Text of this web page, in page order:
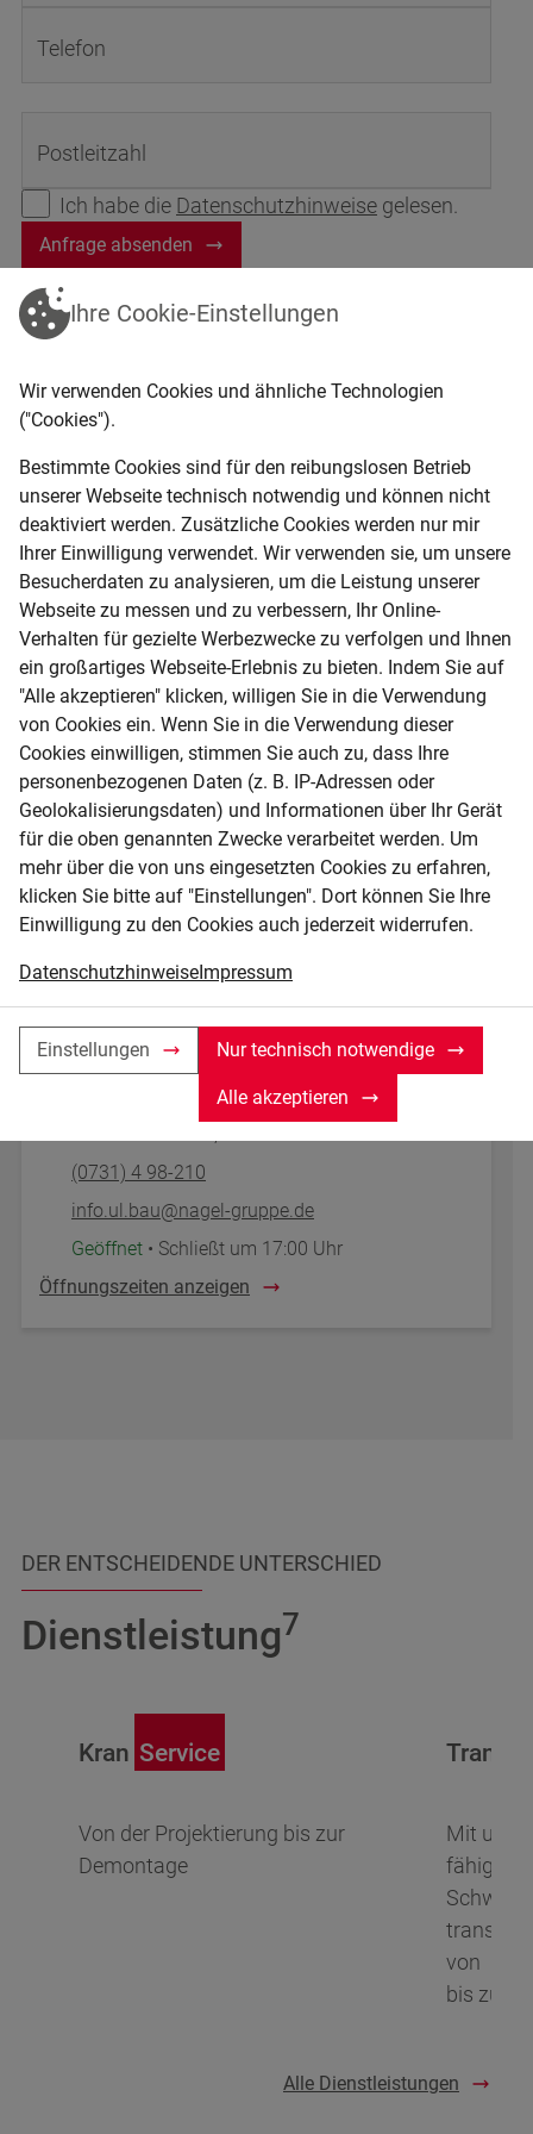
4x Arbeitsscheinwerfer vorne und hinten an
Anhängevorrichtung mit Bolzen
Telefon
Postleitzahl
Ich habe die Datenschutzhinweise gelesen.
Anfrage absenden
HIER FINDEN SIE UNS
Standort
Nagel Baumaschinen Ulm
Nagel Baumaschinen Ulm GmbH / Vertrieb &
(0731) 4 98-210
info.ul.bau@nagel-gruppe.de
Geöffnet • Schließt um 17:00 Uhr
Öffnungszeiten anzeigen
DER ENTSCHEIDENDE UNTERSCHIED
Dienstleistung7
Kran Service
Von der Projektierung bis zur
Demontage
Mit
fähigen
von
bis zu
Alle Dienstleistungen
Ihre Cookie-Einstellungen
Wir verwenden Cookies und ähnliche Technologien
("Cookies").
Bestimmte Cookies sind für den reibungslosen Betrieb
unserer Webseite technisch notwendig und können nicht
deaktiviert werden. Zusätzliche Cookies werden nur mir
Ihrer Einwilligung verwendet. Wir verwenden sie, um unsere
Besucherdaten zu analysieren, um die Leistung unserer
Webseite zu messen und zu verbessern, Ihr Online-
Verhalten für gezielte Werbezwecke zu verfolgen und Ihnen
ein großartiges Webseite-Erlebnis zu bieten. Indem Sie auf
"Alle akzeptieren" klicken, willigen Sie in die Verwendung
von Cookies ein. Wenn Sie in die Verwendung dieser
Cookies einwilligen, stimmen Sie auch zu, dass Ihre
personenbezogenen Daten (z. B. IP-Adressen oder
Geolokalisierungsdaten) und Informationen über Ihr Gerät
für die oben genannten Zwecke verarbeitet werden. Um
mehr über die von uns eingesetzten Cookies zu erfahren,
klicken Sie bitte auf "Einstellungen". Dort können Sie Ihre
Einwilligung zu den Cookies auch jederzeit widerrufen.
DatenschutzhinweiseImpressum
Einstellungen Nur technisch notwendige
Alle akzeptieren